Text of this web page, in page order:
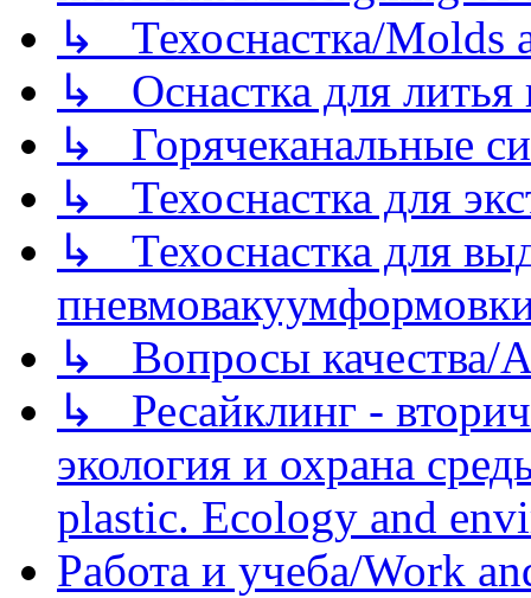
↳ Техоснастка/Molds
↳ Оснастка для литья
↳ Горячеканальные
↳ Техоснастка для
↳ Техоснастка для
↳ Вопросы качества/
↳ Ресайклинг -
экология и охрана
plastic. Ecology and
Работа и учеба/Work